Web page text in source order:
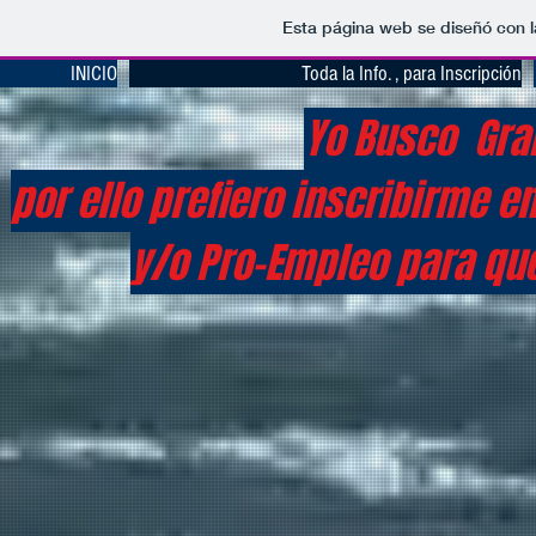
Esta página web se diseñó con
Yo Busco
por ello prefiero inscribirme
y/o Pro-Empleo para
INICIO Toda la Info. , para Inscripción